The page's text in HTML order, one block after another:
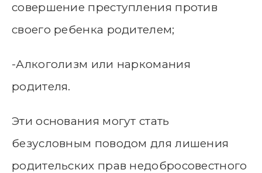
совершение преступления против
своего ребенка родителем;
-Алкоголизм или наркомания
родителя.
Эти основания могут стать
безусловным поводом для лишения
родительских прав недобросовестного